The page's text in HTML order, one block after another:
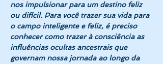
nos impulsionar para um destino feliz
ou difícil. Para você trazer sua vida para
o campo inteligente e feliz, é preciso
conhecer como trazer à consciência as
influências ocultas ancestrais que
governam nossa jornada ao longo da